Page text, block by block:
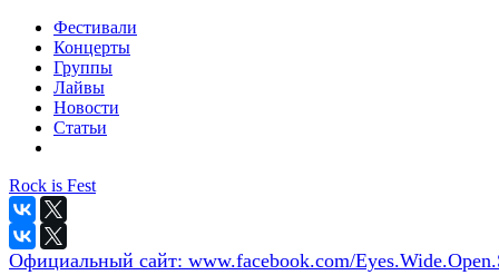
Фестивали
Концерты
Группы
Лайвы
Новости
Статьи
Rock is Fest
Официальный сайт: www.facebook.com/